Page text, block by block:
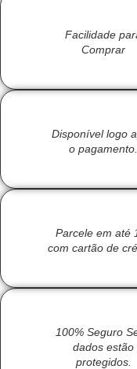
Facilidade
Comprar
Disponível logo
o pagamento.
Parcele em até
com cartão de
100% Seguro
dados estão
protegidos.